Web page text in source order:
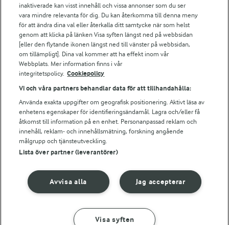
Arla webbshop
Bildbank
Följ oss
© 2026 Arla Foods
Integritetspolicy
inaktiverade kan visst innehåll och vissa annonser som du ser
vara mindre relevanta för dig. Du kan återkomma till denna meny
för att ändra dina val eller återkalla ditt samtycke när som helst
genom att klicka på länken Visa syften längst ned på webbsidan
[eller den flytande ikonen längst ned till vänster på webbsidan,
om tillämpligt]. Dina val kommer att ha effekt inom vår
Webbplats. Mer information finns i vår
integritetspolicy. Cookiepolicy
Vi och våra partners behandlar data för att tillhandahålla:
Använda exakta uppgifter om geografisk positionering. Aktivt läsa av
enhetens egenskaper för identifieringsändamål. Lagra och/eller få
åtkomst till information på en enhet. Personanpassad reklam och
innehåll, reklam- och innehållsmätning, forskning angående
målgrupp och tjänsteutveckling.
Lista över partner (leverantörer)
Jag accepterar
Avvisa alla
Visa syften